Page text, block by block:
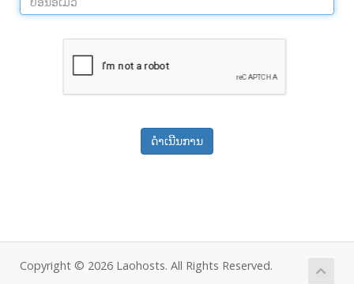
ດໍາເນີນການ
Copyright © 2026 Laohosts. All Rights Reserved.